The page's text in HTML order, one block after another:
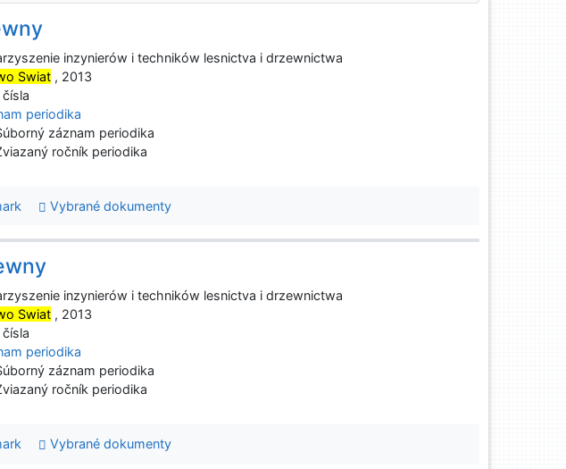
inzynierów i techników lesnictva i drzewnictwa
Swiat , 2013
periodika
záznam periodika
ročník periodika
Vybrané dokumenty
inzynierów i techników lesnictva i drzewnictwa
Swiat , 2013
periodika
záznam periodika
ročník periodika
Vybrané dokumenty